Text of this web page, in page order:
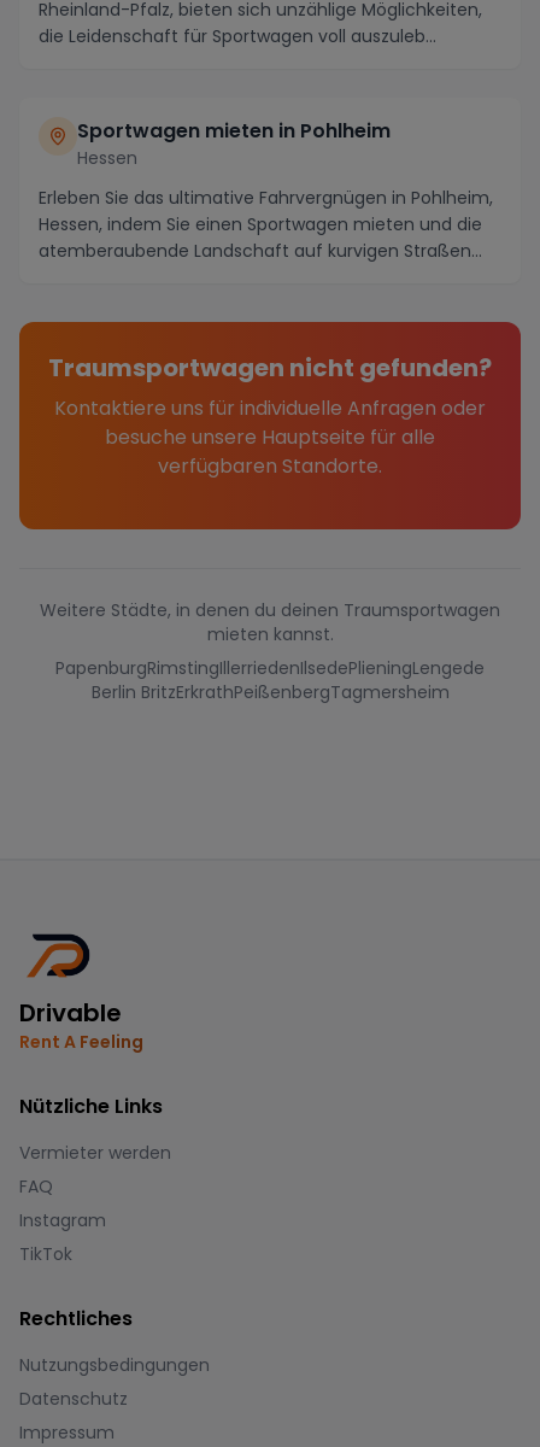
Rheinland-Pfalz, bieten sich unzählige Möglichkeiten,
die Leidenschaft für Sportwagen voll auszuleb...
Sportwagen mieten in Pohlheim
Hessen
Erleben Sie das ultimative Fahrvergnügen in Pohlheim,
Hessen, indem Sie einen Sportwagen mieten und die
atemberaubende Landschaft auf kurvigen Straßen...
Traumsportwagen nicht gefunden?
Kontaktiere uns für individuelle Anfragen oder
besuche unsere Hauptseite für alle
verfügbaren Standorte.
Weitere Städte, in denen du deinen Traumsportwagen
mieten kannst.
PapenburgRimstingIllerriedenIlsedePlieningLengede
Berlin BritzErkrathPeißenbergTagmersheim
Drivable
Rent A Feeling
Nützliche Links
Vermieter werden
FAQ
Instagram
TikTok
Rechtliches
Nutzungsbedingungen
Datenschutz
Impressum